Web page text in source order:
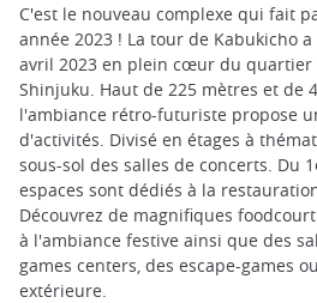
C'est le nouveau complexe qui fait
année 2023 ! La tour de Kabukicho
avril 2023 en plein cœur du quartier
Shinjuku. Haut de 225 mètres et de
l'ambiance rétro-futuriste propose
d'activités. Divisé en étages à
sous-sol des salles de concerts. Du
espaces sont dédiés à la
Découvrez de magnifiques
à l'ambiance festive ainsi que des
games centers, des escape-games
extérieure.